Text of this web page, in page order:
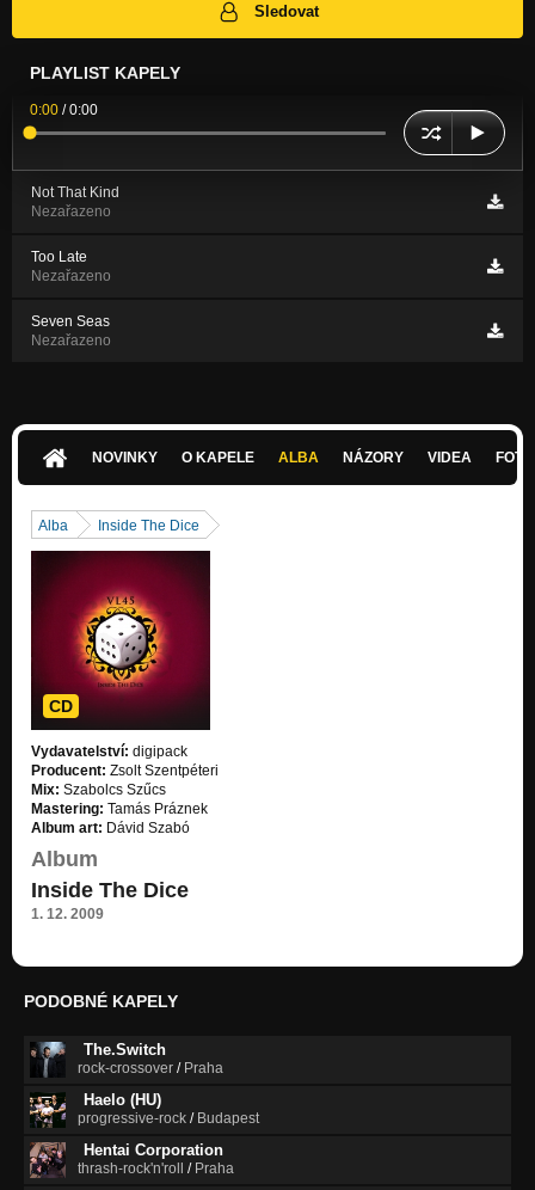
Sledovat
PLAYLIST KAPELY
0:00 /0:00
Not That Kind
Nezařazeno
Too Late
Nezařazeno
Seven Seas
Nezařazeno
NOVINKY O KAPELE ALBA NÁZORY VIDEA
Alba Inside The Dice
CD
Vydavatelství: digipack
Producent: Zsolt Szentpéteri
Mix: Szabolcs Szűcs
Mastering: Tamás Práznek
Album art: Dávid Szabó
Album
Inside The Dice
1. 12. 2009
PODOBNÉ KAPELY
The.Switch
rock-crossover / Praha
Haelo (HU)
progressive-rock / Budapest
Hentai Corporation
thrash-rock'n'roll / Praha